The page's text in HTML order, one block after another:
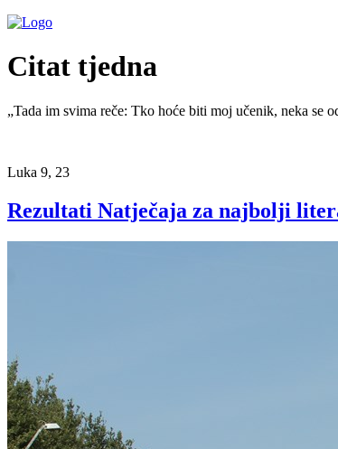
Citat tjedna
„Tada im svima reče: Tko hoće biti moj učenik, neka se
Luka 9, 23
Rezultati Natječaja za najbolji